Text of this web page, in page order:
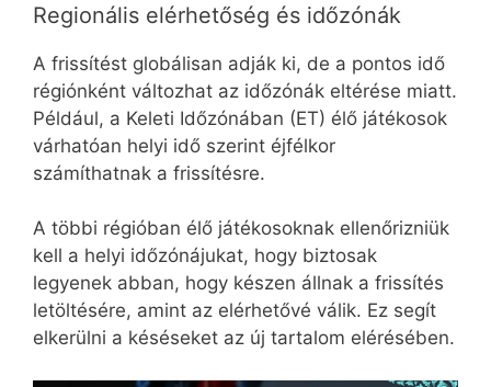
Regionális elérhetőség és időzónák
A frissítést globálisan adják ki, de a pontos idő
régiónként változhat az időzónák eltérése miatt.
Például, a Keleti Időzónában (ET) élő játékosok
várhatóan helyi idő szerint éjfélkor
számíthatnak a frissítésre.
A többi régióban élő játékosoknak ellenőrizniük
kell a helyi időzónájukat, hogy biztosak
legyenek abban, hogy készen állnak a frissítés
letöltésére, amint az elérhetővé válik. Ez segít
elkerülni a késéseket az új tartalom elérésében.